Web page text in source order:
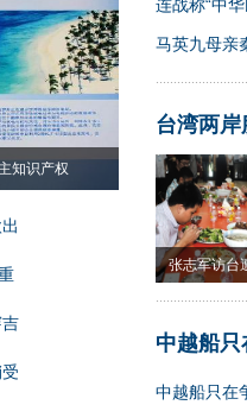
知识产权
连战称“中
马英九母亲
台湾两
张志军访台
果
中越船
中越船只在